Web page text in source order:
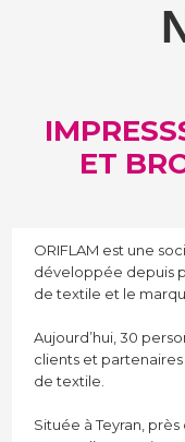
ET
ORIFLAM est une
développée depuis
de textile et le
Aujourd’hui, 30
clients et
de textile.
Située à Teyran,